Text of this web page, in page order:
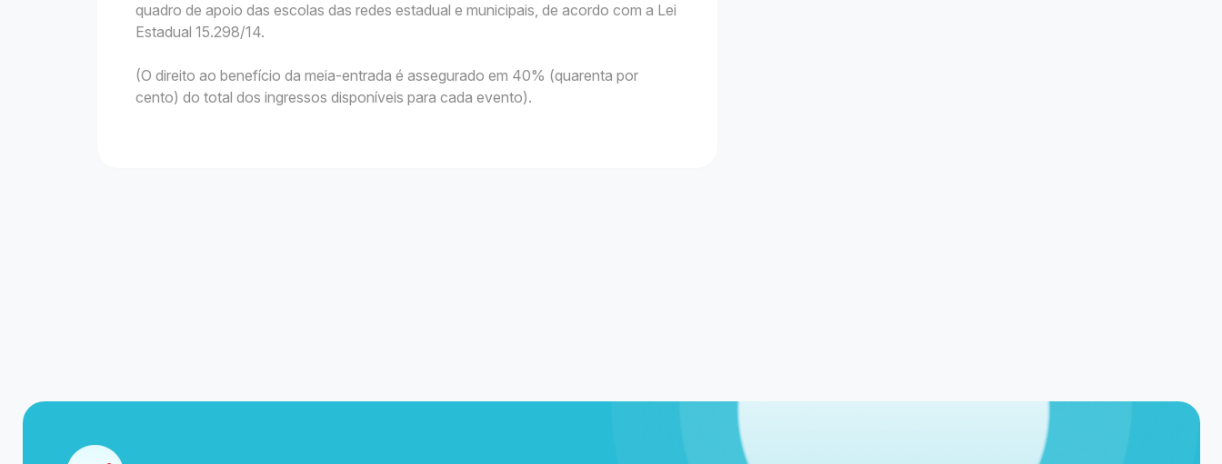
quadro de apoio das escolas das redes estadual e municipais, de acordo com a Lei
Estadual 15.298/14.
(O direito ao benefício da meia-entrada é assegurado em 40% (quarenta por
cento) do total dos ingressos disponíveis para cada evento).